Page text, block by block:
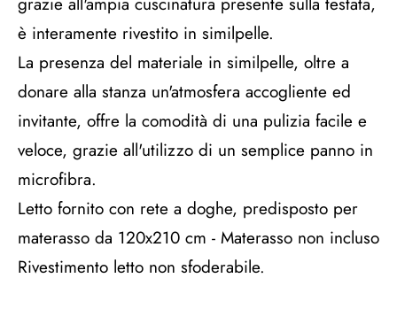
è interamente rivestito in similpelle.
La presenza del materiale in similpelle, oltre a
donare alla stanza un'atmosfera accogliente ed
invitante, offre la comodità di una pulizia facile e
veloce, grazie all'utilizzo di un semplice panno in
microfibra.
Letto fornito con rete a doghe, predisposto per
materasso da 120x210 cm - Materasso non incluso
Rivestimento letto non sfoderabile.